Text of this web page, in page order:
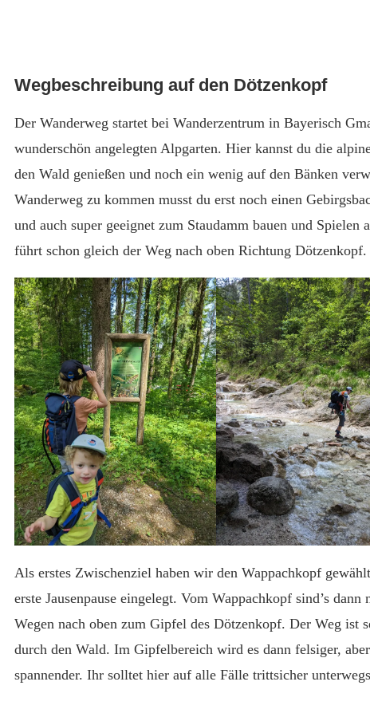
Wegbeschreibung auf den Dötzenkopf
Der Wanderweg startet bei Wanderzentrum in Bayerisch
wunderschön angelegten Alpgarten. Hier kannst du die
den Wald genießen und noch ein wenig auf den Bänken
Wanderweg zu kommen musst du erst noch einen
und auch super geeignet zum Staudamm bauen und Spielen
führt schon gleich der Weg nach oben Richtung Dötzenkopf.
Als erstes Zwischenziel haben wir den Wappachkopf
erste Jausenpause eingelegt. Vom Wappachkopf sind’s
Wegen nach oben zum Gipfel des Dötzenkopf. Der Weg ist
durch den Wald. Im Gipfelbereich wird es dann felsiger,
spannender. Ihr solltet hier auf alle Fälle trittsicher